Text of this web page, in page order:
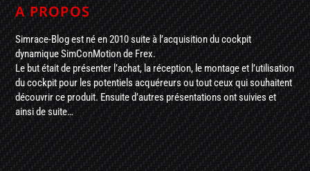
A PROPOS
Simrace-Blog est né en 2010 suite à l’acquisition du cockpit
dynamique SimConMotion de Frex.
Le but était de présenter l’achat, la réception, le montage et l’utilisation
du cockpit pour les potentiels acquéreurs ou tout ceux qui souhaitent
découvrir ce produit. Ensuite d’autres présentations ont suivies et
ainsi de suite…